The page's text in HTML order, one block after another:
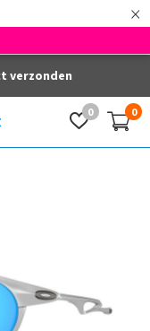
×
0 0
verzonden